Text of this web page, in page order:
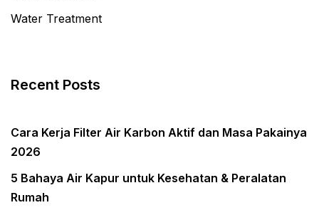
Water Treatment
Recent Posts
Cara Kerja Filter Air Karbon Aktif dan Masa Pakainya
2026
5 Bahaya Air Kapur untuk Kesehatan & Peralatan
Rumah